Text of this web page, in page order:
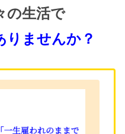
の生活で
りませんか？